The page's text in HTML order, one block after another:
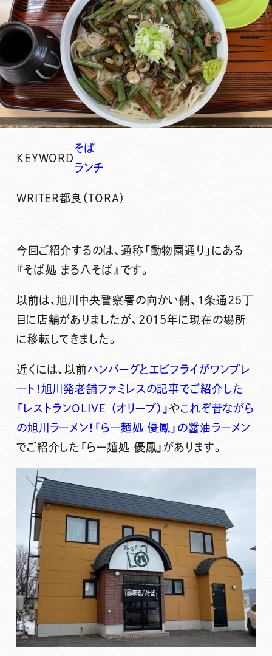
KEYWORD
そば
ランチ
WRITER都良（TORA)
今回ご紹介するのは、通称「動物園通り」にある
『そば処 まる八そば』 です。
以前は、旭川中央警察署の向かい側、１条通25丁
目に店舗がありましたが、2015年に現在の場所
に移転してきました。
近くには、以前ハンバーグとエビフライがワンプレ
ート！旭川発老舗ファミレスの記事でご紹介した
「レストランOLIVE （オリーブ）」 やこれぞ昔ながら
の旭川ラーメン！「らー麺処 優鳳」の醤油ラーメン
でご紹介した「らー麺処 優鳳」があります。